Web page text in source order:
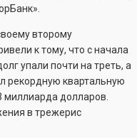
второму
к тому, что с начала
упали почти на треть, а
рекордную квартальную
миллиарда долларов.
в трежерис